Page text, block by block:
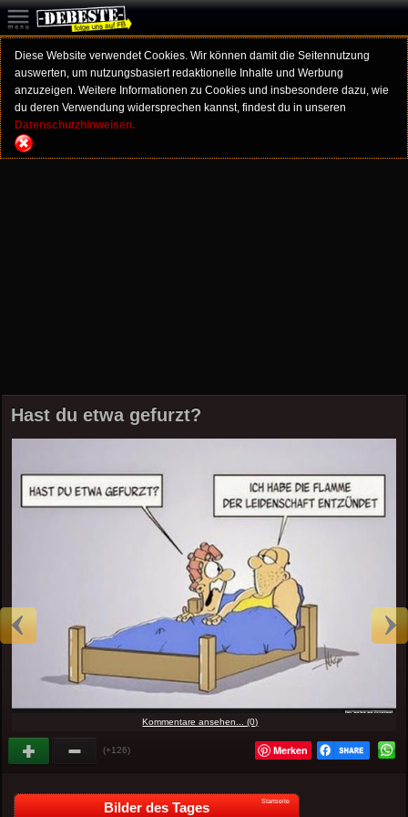
Diese Website verwendet Cookies. Wir können damit die Seitennutzung
auswerten, um nutzungsbasiert redaktionelle Inhalte und Werbung
anzuzeigen. Weitere Informationen zu Cookies und insbesondere dazu, wie
du deren Verwendung widersprechen kannst, findest du in unseren
Datenschutzhinweisen.
Hast du etwa gefurzt?
Kommentare ansehen... (0)
(+126) Merken
Bilder des Tages Startseite